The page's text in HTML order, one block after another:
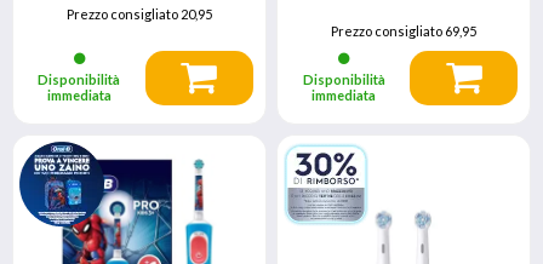
Prezzo consigliato20,95
Disponibilità
immediata
Prezzo consigliato 69,95
Disponibilità
immediata